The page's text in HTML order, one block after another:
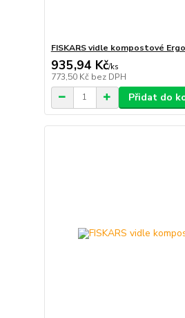
FISKARS vidle kompostové
935,94 Kč/ks
773,50 Kč bez DPH
Přidat do